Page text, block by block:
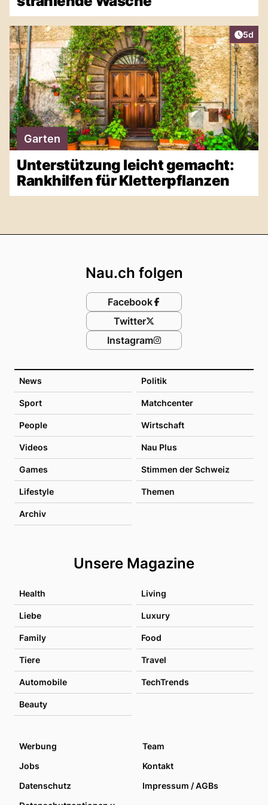
5d
Garten
Unterstützung leicht gemacht:
Rankhilfen für Kletterpflanzen
News Politik
Sport Matchcenter
People Wirtschaft
Videos Nau Plus
Games Stimmen der Schweiz
Lifestyle Themen
Archiv
Unsere Magazine
Health Living
Liebe Luxury
Family Food
Tiere Travel
Automobile TechTrends
Beauty
Nau.ch folgen
Facebook
Twitter
Instagram
Werbung
Team
Jobs
Kontakt
Datenschutz
Impressum / AGBs